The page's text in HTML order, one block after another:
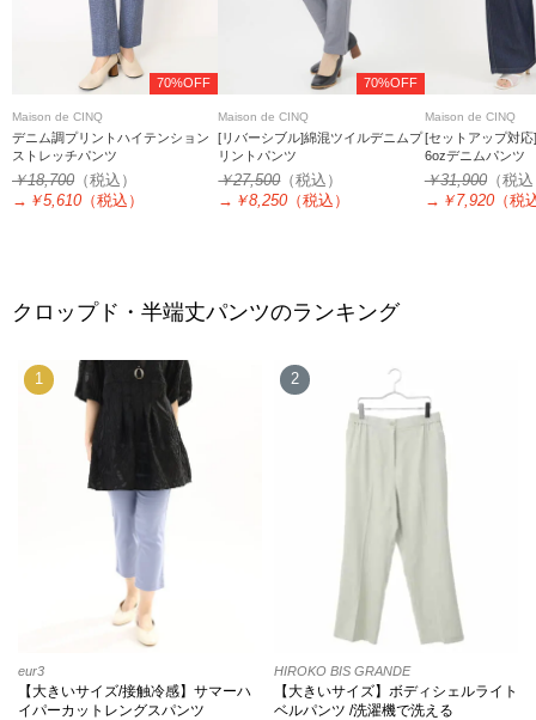
70%OFF
Maison de CINQ
デニム調プリントハイテンション
ストレッチパンツ
￥18,700 （税込）
→ ￥5,610 （税込）
70%OFF
Maison de CINQ
[リバーシブル]綿混ツイルデニムプ
リントパンツ
￥27,500（税込）
→ ￥8,250 （税込）
Maison de CINQ
[セットアップ対
6ozデニムパンツ
￥31,900（税
→ ￥7,920（税
クロップド・半端丈パンツのランキング
1
eur3
【大きいサイズ/接触冷感】サマーハ
イパーカットレングスパンツ
2
HIROKO BIS GRANDE
【大きいサイズ】ボディシェルライト
ベルパンツ /洗濯機で洗える